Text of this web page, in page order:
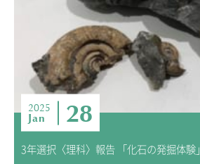
2025
Jan 28
3年選択〈理科〉報告 「化石の発掘体験」